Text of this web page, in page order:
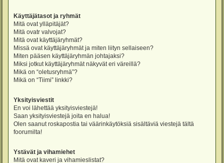
Käyttäjätasot ja ryhmät
Mitä ovat ylläpitäjät?
Mitä ovatr valvojat?
Mitä ovat käyttäjäryhmät?
Missä ovat käyttäjäryhmät ja miten liityn sellaiseen?
Miten pääsen käyttäjäryhmän johtajaksi?
Miksi jotkut käyttäjäryhmät näkyvät eri väreillä?
Mikä on “oletusryhmä”?
Mikä on “Tiimi” linkki?
Yksityisviestit
En voi lähettää yksityisviestejä!
Saan yksityisviestejä joita en halua!
Olen saanut roskapostia tai väärinkäytöksiä sisältäviä viestejä tältä
foorumilta!
Ystävät ja vihamiehet
Mitä ovat kaveri ja vihamieslistat?